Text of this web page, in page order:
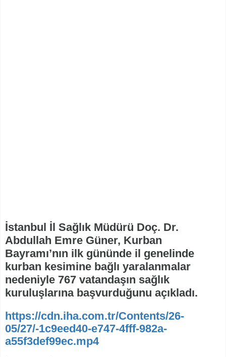
İstanbul İl Sağlık Müdürü Doç. Dr.
Abdullah Emre Güner, Kurban
Bayramı’nın ilk gününde il genelinde
kurban kesimine bağlı yaralanmalar
nedeniyle 767 vatandaşın sağlık
kuruluşlarına başvurduğunu açıkladı.
https://cdn.iha.com.tr/Contents/26-
05/27/-1c9eed40-e747-4fff-982a-
a55f3def99ec.mp4